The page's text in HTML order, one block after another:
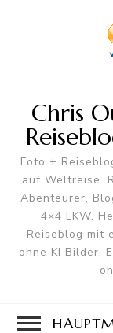
Chris
Foto +
auf Weltreise.
Abenteurer,
4×4 LKW.
Reiseblog mit
ohne KI Bilder.